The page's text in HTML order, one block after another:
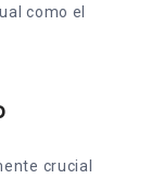
como el
crucial